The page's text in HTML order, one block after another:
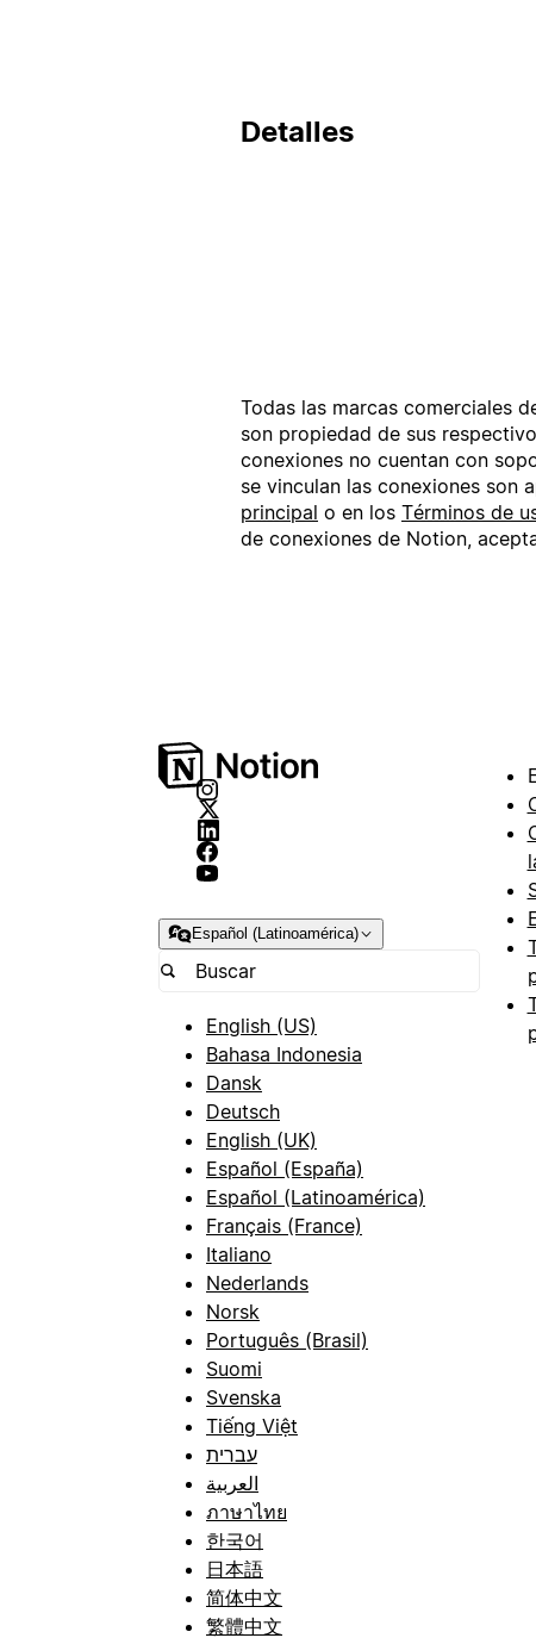
Detalles
Todas las marcas comerciales
son propiedad de sus
conexiones no cuentan con
se vinculan las conexiones son
principal o en los Términos de
de conexiones de Notion,
Español (Latinoamérica)
English (US)
Bahasa Indonesia
Dansk
Deutsch
English (UK)
Español (España)
Español (Latinoamérica)
Français (France)
Italiano
Nederlands
Norsk
Português (Brasil)
Suomi
Svenska
Tiếng Việt
עברית
العربية
ภาษาไทย
한국어
日本語
简体中文
繁體中文